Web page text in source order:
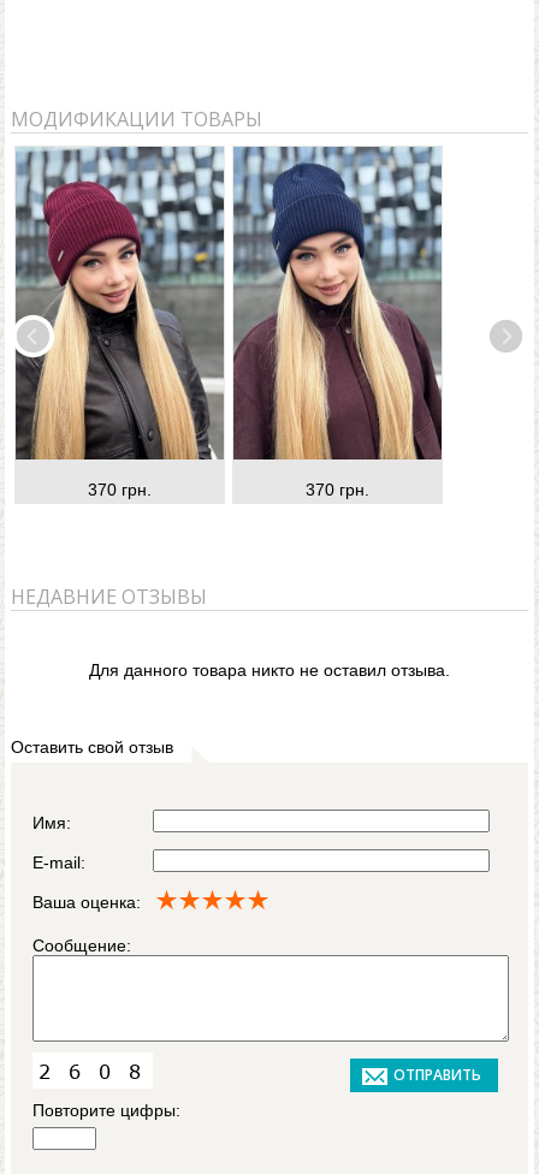
МОДИФИКАЦИИ ТОВАРЫ
370 грн. 370 грн.
НЕДАВНИЕ ОТЗЫВЫ
Для данного товара никто не оставил отзыва.
Оставить свой отзыв
Имя:
E-mail:
Ваша оценка:
Сообщение:
Повторите цифры: